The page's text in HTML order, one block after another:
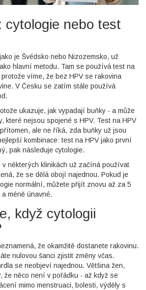
cytologie nebo test
je Švédsko nebo Nizozemsko, už
hlavní metodu. Tam se používá test na
víme, že bez HPV se rakovina
V Česku se zatím stále používá
ukazuje, jak vypadají buňky - a může
které nejsou spojené s HPV. Test na HPV
ale ne říká, zda buňky už jsou
kombinace: test na HPV jako první
pak následuje cytologie.
v některých klinikách už začíná používat
že se dělá obojí najednou. Pokud je
normální, můžete přijít znovu až za 5
méně únavné.
když cytologii
že okamžitě dostanete rakovinu.
nulovou šanci zjistit změny včas.
se neobjeví najednou. Většina žen,
že něco není v pořádku - až když se
mimo menstruaci, bolesti, výděly s